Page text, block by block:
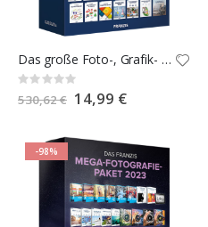
Das große Foto-, Grafik- und Druckstudio 2023
Rating:
0%
530,62 € Special
Price
14,99 €
-98%